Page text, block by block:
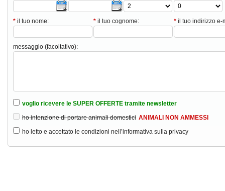
* il tuo nome: * il tuo cognome: * il tuo indirizzo e-
messaggio (facoltativo):
voglio ricevere le SUPER OFFERTE tramite newsletter
ho intenzione di portare animali domestici ANIMALI NON AMMESSI
ho letto e accettato le condizioni nell’informativa sulla privacy